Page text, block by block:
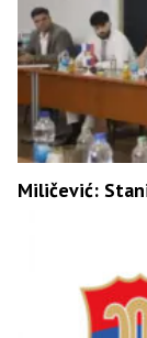
Miličević: